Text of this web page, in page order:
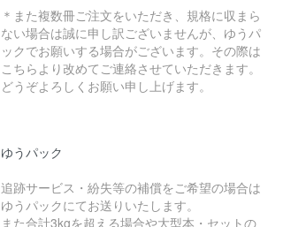
＊また複数冊ご注文をいただき、規格に収まら
ない場合は誠に申し訳ございませんが、ゆうパ
ックでお願いする場合がございます。その際は
こちらより改めてご連絡させていただきます。
どうぞよろしくお願い申し上げます。
ゆうパック
追跡サービス・紛失等の補償をご希望の場合は
ゆうパックにてお送りいたします。
また合計3kgを超える場合や大型本・セットの